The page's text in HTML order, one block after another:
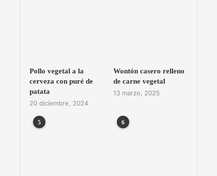
Pollo vegetal a la
cerveza con puré de
patata
20 diciembre, 2024
Wontón casero relleno
de carne vegetal
13 marzo, 2025
5 6